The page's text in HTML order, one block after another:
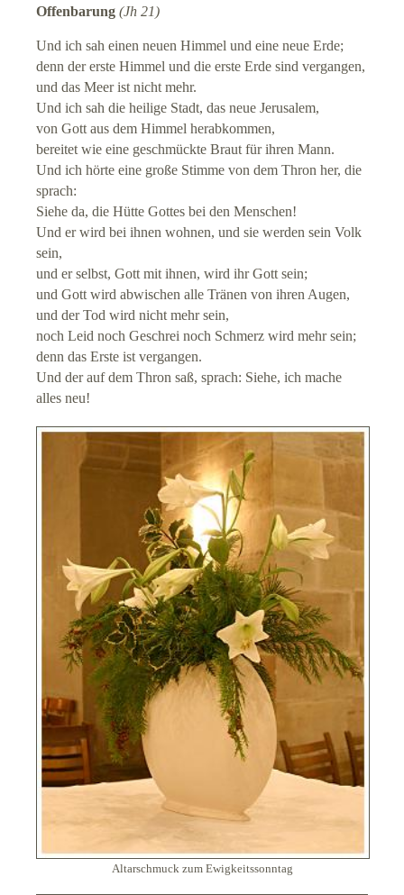
Offenbarung (Jh 21)
Und ich sah einen neuen Himmel und eine neue Erde;
denn der erste Himmel und die erste Erde sind vergangen,
und das Meer ist nicht mehr.
Und ich sah die heilige Stadt, das neue Jerusalem,
von Gott aus dem Himmel herabkommen,
bereitet wie eine geschmückte Braut für ihren Mann.
Und ich hörte eine große Stimme von dem Thron her, die
sprach:
Siehe da, die Hütte Gottes bei den Menschen!
Und er wird bei ihnen wohnen, und sie werden sein Volk
sein,
und er selbst, Gott mit ihnen, wird ihr Gott sein;
und Gott wird abwischen alle Tränen von ihren Augen,
und der Tod wird nicht mehr sein,
noch Leid noch Geschrei noch Schmerz wird mehr sein;
denn das Erste ist vergangen.
Und der auf dem Thron saß, sprach: Siehe, ich mache
alles neu!
Altarschmuck zum Ewigkeitssonntag